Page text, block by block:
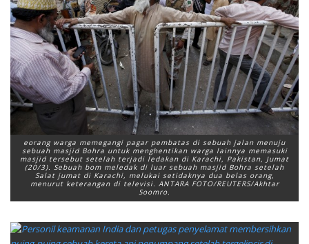
eorang warga memegangi pagar pembatas di sebuah jalan menuju
sebuah masjid Bohra untuk menghentikan warga lainnya memasuki
masjid tersebut setelah terjadi ledakan di Karachi, Pakistan, Jumat
(20/3). Sebuah bom meledak di luar sebuah masjid Bohra setelah
Salat jumat di Karachi, melukai setidaknya dua belas orang,
menurut keterangan di televisi. ANTARA FOTO/REUTERS/Akhtar
Soomro.